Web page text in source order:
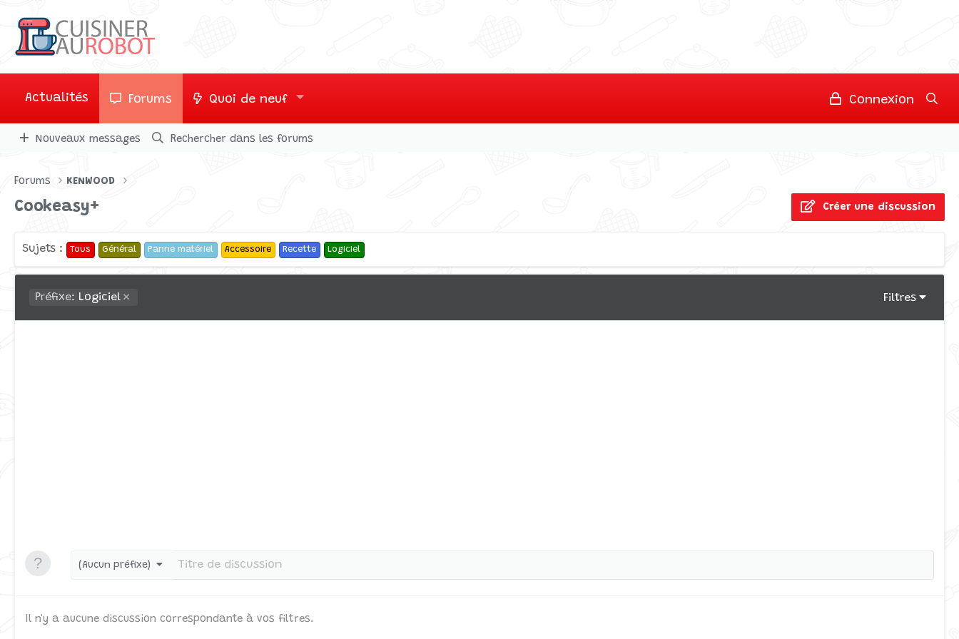
Actualités Forums Quoi de neuf Connexion
Nouveaux messages Rechercher dans les forums
Forums KENWOOD
Cookeasy+ Créer une discussion
Sujets : Tous Général Panne matériel Accessoire Recette Logiciel
Préfixe: Logiciel Filtres
(Aucun préfixe)
Il n'y a aucune discussion correspondante à vos filtres.